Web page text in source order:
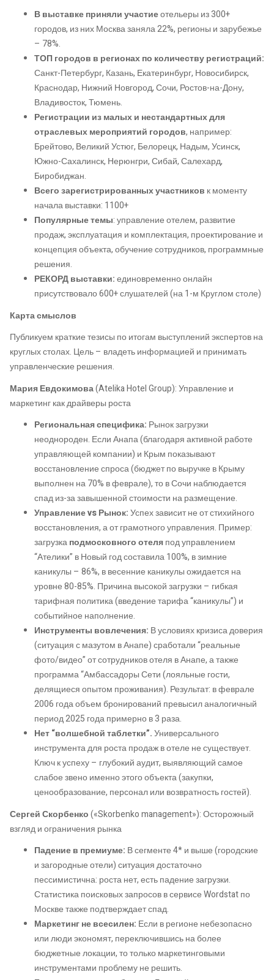
В выставке приняли участиеотельеры из 300+
городов, из них Москва заняла 22%, регионы и зарубежье
– 78%.
ТОП городов в регионах по количеству регистраций:
Санкт-Петербург, Казань, Екатеринбург, Новосибирск,
Краснодар, Нижний Новгород, Сочи, Ростов-на-Дону,
Владивосток, Тюмень.
Регистрации из малых и нестандартных для
отраслевых мероприятий городов, например:
Брейтово, Великий Устюг, Белорецк, Надым, Усинск,
Южно-Сахалинск, Нерюнгри, Сибай, Салехард,
Биробиджан.
Всего зарегистрированных участников к моменту
начала выставки: 1100+
Популярные темы: управление отелем, развитие
продаж, эксплуатация и комплектация, проектирование и
концепция объекта, обучение сотрудников, программные
решения.
РЕКОРД выставки:единовременно онлайн
присутствовало 600+ слушателей (на 1-м Круглом столе)
Карта смыслов
Публикуем краткие тезисы по итогам выступлений экспертов на
круглых столах. Цель – владеть информацией и принимать
управленческие решения.
Мария Евдокимова(Atelika Hotel Group): Управление и
маркетинг как драйверы роста
Региональная специфика: Рынок загрузки
неоднороден. Если Анапа (благодаря активной работе
управляющей компании) и Крым показывают
восстановление спроса (бюджет по выручке в Крыму
выполнен на 70% в феврале), то в Сочи наблюдается
спад из-за завышенной стоимости на размещение.
Управление vs Рынок:Успех зависит не от стихийного
восстановления, а от грамотного управления. Пример:
загрузкаподмосковного отеляпод управлением
“Ателики” в Новый год составила 100%, в зимние
каникулы – 86%, в весенние каникулы ожидается на
уровне 80-85%. Причина высокой загрузки – гибкая
тарифная политика (введение тарифа “каникулы”) и
событийное наполнение.
Инструменты вовлечения: В условиях кризиса доверия
(ситуация с мазутом в Анапе) сработали “реальные
фото/видео” от сотрудников отеля в Анапе, а также
программа “Амбассадоры Сети (лояльные гости,
делящиеся опытом проживания). Результат: в феврале
2006 года объем бронирований превысил аналогичный
период 2025 года примерно в 3 раза.
Нет “волшебной таблетки”.Универсального
инструмента для роста продаж в отеле не существует.
Ключ к успеху – глубокий аудит, выявляющий самое
слабое звено именно этого объекта (закупки,
ценообразование, персонал или возвратность гостей).
Сергей Скорбенко(«Skorbenko management»): Осторожный
взгляд и ограничения рынка
Падение в премиуме: В сегменте 4* и выше (городские
и загородные отели) ситуация достаточно
пессимистична: роста нет, есть падение загрузки.
Статистика поисковых запросов в сервисе Wordstat по
Москве также подтверждает спад.
Маркетинг не всесилен: Если в регионе небезопасно
или люди экономят, переключившись на более
бюджетные локации, то только маркетинговыми
инструментами проблему не решить.